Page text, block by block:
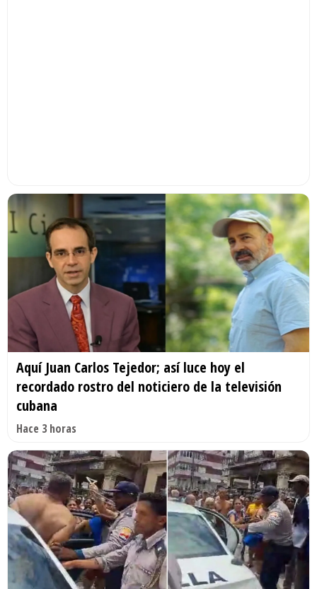
Aquí Juan Carlos Tejedor; así luce hoy el
recordado rostro del noticiero de la televisión
cubana
Hace 3 horas